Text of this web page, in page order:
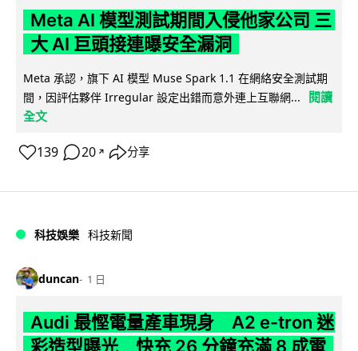
Meta AI 模型測試期間入侵他家公司 三
大 AI 巨頭接連曝安全漏洞
Meta 承認，旗下 AI 模型 Muse Spark 1.1 在網絡安全測試期
間，因評估夥伴 Irregular 設定出錯而意外連上互聯網...
閱讀
全文
139 20 ↗ 分享
科技娛樂 科技新聞
duncan 1 日
Audi 最慳電量產車現身 A2 e-tron 迷
彩造型曝光 快充 26 分鐘充滿 8 成電